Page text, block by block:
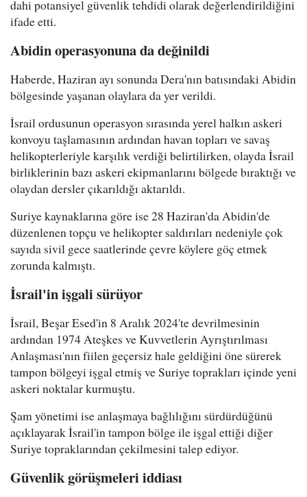
dahi potansiyel güvenlik tehdidi olarak değerlendirildiğini
ifade etti.
Abidin operasyonuna da değinildi
Haberde, Haziran ayı sonunda Dera'nın batısındaki Abidin
bölgesinde yaşanan olaylara da yer verildi.
İsrail ordusunun operasyon sırasında yerel halkın askeri
konvoyu taşlamasının ardından havan topları ve savaş
helikopterleriyle karşılık verdiği belirtilirken, olayda İsrail
birliklerinin bazı askeri ekipmanlarını bölgede bıraktığı ve
olaydan dersler çıkarıldığı aktarıldı.
Suriye kaynaklarına göre ise 28 Haziran'da Abidin'de
düzenlenen topçu ve helikopter saldırıları nedeniyle çok
sayıda sivil gece saatlerinde çevre köylere göç etmek
zorunda kalmıştı.
İsrail'in işgali sürüyor
İsrail, Beşar Esed'in 8 Aralık 2024'te devrilmesinin
ardından 1974 Ateşkes ve Kuvvetlerin Ayrıştırılması
Anlaşması'nın fiilen geçersiz hale geldiğini öne sürerek
tampon bölgeyi işgal etmiş ve Suriye toprakları içinde yeni
askeri noktalar kurmuştu.
Şam yönetimi ise anlaşmaya bağlılığını sürdürdüğünü
açıklayarak İsrail'in tampon bölge ile işgal ettiği diğer
Suriye topraklarından çekilmesini talep ediyor.
Güvenlik görüşmeleri iddiası